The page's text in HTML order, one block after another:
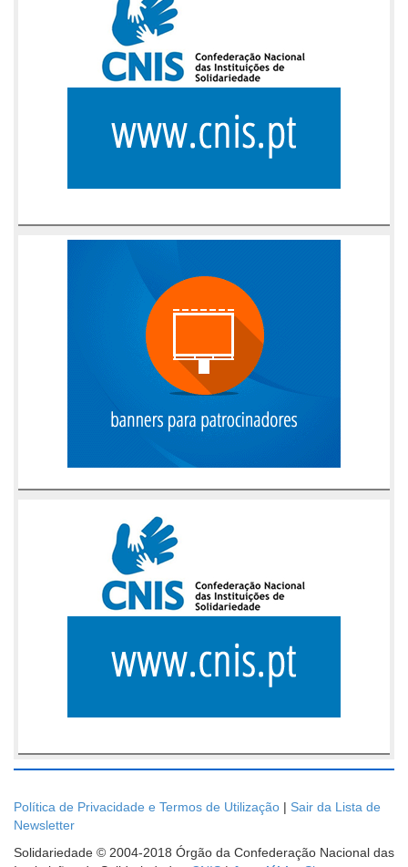
Política de Privacidade e Termos de Utilização | Sair da Lista de
Newsletter
Solidariedade © 2004-2018 Órgão da Confederação Nacional das